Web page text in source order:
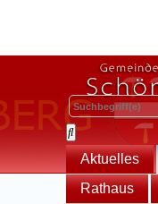
Aktuelles
Rathaus